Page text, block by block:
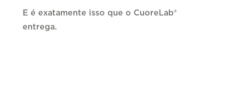
E é exatamente isso que o CuoreLab®
entrega.